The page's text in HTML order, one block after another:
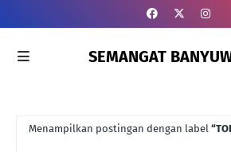
SEMANGAT
Menampilkan postingan dengan label